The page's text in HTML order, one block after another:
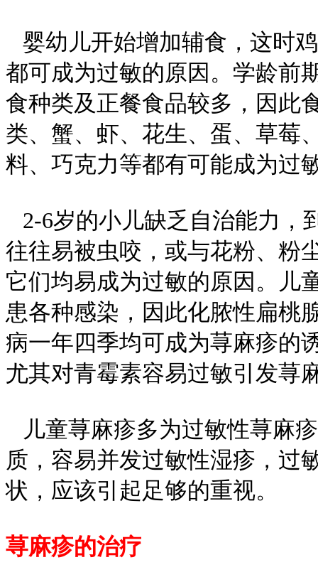
婴幼儿开始增加辅食，这时
都可成为过敏的原因。学龄前
食种类及正餐食品较多，因此
类、蟹、虾、花生、蛋、草莓
料、巧克力等都有可能成为过
2-6岁的小儿缺乏自治能力，
往往易被虫咬，或与花粉、粉
它们均易成为过敏的原因。儿
患各种感染，因此化脓性扁桃
病一年四季均可成为荨麻疹的
尤其对青霉素容易过敏引发荨
儿童荨麻疹多为过敏性荨麻
质，容易并发过敏性湿疹，过
状，应该引起足够的重视。
荨麻疹的治疗